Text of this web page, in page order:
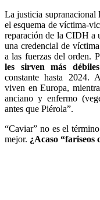
La justicia supranacional
el esquema de víctima-
reparación de la CIDH a
una credencial de
a las fuerzas del orden.
les sirven más
constante hasta 2024.
viven en Europa,
anciano y enfermo
antes que Piérola”.
“Caviar” no es el
mejor. ¿Acaso “fariseos